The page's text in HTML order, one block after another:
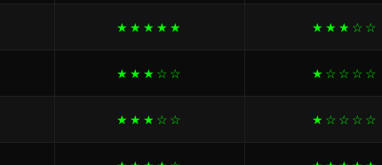
★★★★★ ★★★☆☆
★★★☆☆ ★☆☆☆☆
★★★☆☆ ★☆☆☆☆